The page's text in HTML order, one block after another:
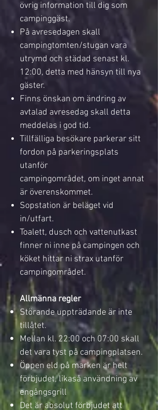
övrig information till dig som
campinggäst.
På avresedagen skall
campingtomten/stugan vara
utrymd och städad senast kl.
12:00, detta med hänsyn till nya
gäster.
Finns önskan om ändring av
avtalad avresedag skall detta
meddelas i god tid.
Tillfälliga besökare parkerar sitt
fordon på parkeringsplats
utanför
campingområdet, om inget annat
är överenskommet.
Sopstation är beläget vid
in/utfart.
Toalett, dusch och vattenutkast
finner ni inne på campingen och
köket hittar ni strax utanför
campingområdet.
Allmänna regler
Störande uppträdande är inte
tillåtet.
Mellan kl. 22:00 och 07:00 skall
det vara tyst på campingplatsen.
Öppen eld på marken är helt
förbjudet, likaså användning av
engångsgrill
Det är absolut förbjudet att